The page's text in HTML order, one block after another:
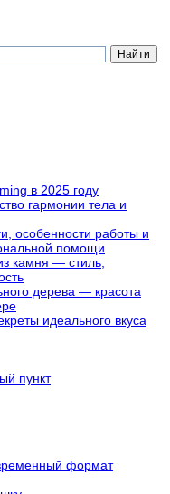
в 2025 году
гармонии тела и
особенности работы и
помощи
камня — стиль,
дерева — красота
идеального вкуса
пункт
формат